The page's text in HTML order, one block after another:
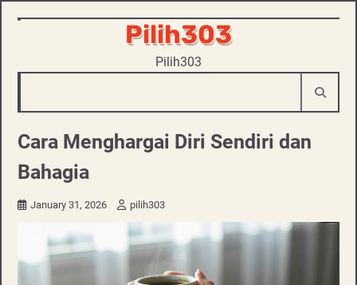
Skip
Pilih303
Pilih303
Cara Menghargai Diri Sendiri dan
Bahagia
January 31, 2026 pilih303